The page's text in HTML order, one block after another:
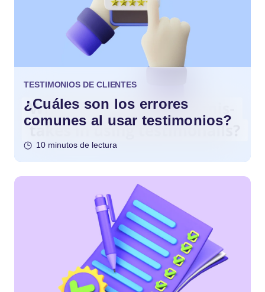
TESTIMONIOS DE CLIENTES
¿Cuáles son los errores
comunes al usar testimonios?
10 minutos de lectura